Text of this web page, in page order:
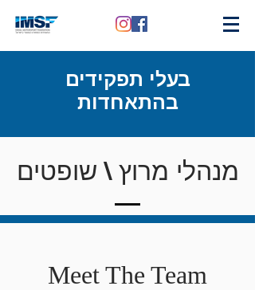
בעלי תפקידים
בהתאחדות
מנהלי מרוץ \ שופטים
Meet The Team